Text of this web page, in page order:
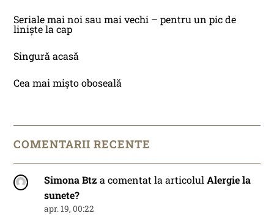
Seriale mai noi sau mai vechi – pentru un pic de
liniște la cap
Singură acasă
Cea mai mișto oboseală
COMENTARII RECENTE
Simona Btz a comentat la articolulAlergie la
sunete?
apr. 19, 00:22